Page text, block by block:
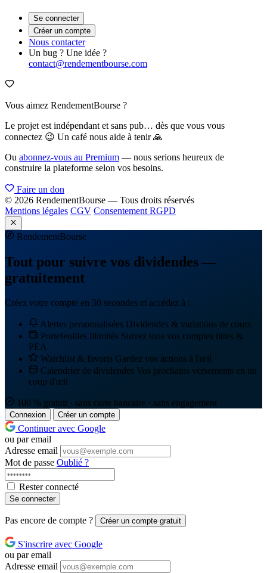
Se connecter
Créer un compte
Nous contacter
Un bug ? Une idée ?
contact@rendementbourse.com
Vous aimez RendementBourse ?
Le projet est indépendant et sans pub… dès que vous vous
connectez 😉 Un café nous aide à tenir 🙏
Ou abonnez-vous au Premium — nous serions heureux de
construire la plateforme selon vos besoins.
Faire un don
© 2026 RendementBourse — Tous droits réservés
Mentions légales CGV Consentement RGPD
RendementBourse
Tout pour suivre vos dividendes —
gratuitement
Créez votre compte en 30 secondes et accédez à :
Alertes personnalisées Dividendes & variations de cours
Portefeuilles illimités Suivez tous vos comptes titres &
PEA
Watchlist & favoris Gardez vos actions à l'œil
Calendrier de dividendes Vos prochains versements en un
coup d'œil
100 % gratuit · sans carte bancaire · sans engagement
Connexion Créer un compte
Continuer avec Google
ou par email
Adresse email
Mot de passe Oublié ?
Rester connecté
Se connecter
Pas encore de compte ? Créer un compte gratuit
S'inscrire avec Google
ou par email
Adresse email